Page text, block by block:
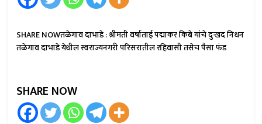
SHARE NOWतळेगाव दाभाडे : श्रीमती वर्षाताई पद्माकर किबे यांचे दुःखद निधन
तळेगाव दाभाडे येथील स्वराज्यनगरी परिसरातील रहिवासी तसेच पैसा फंड
SHARE NOW